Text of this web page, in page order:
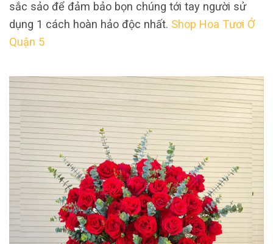
sắc sảo để đảm bảo bọn chúng tới tay người sử
dụng 1 cách hoàn hảo độc nhất. Shop Hoa Tươi Ở
Quận 5